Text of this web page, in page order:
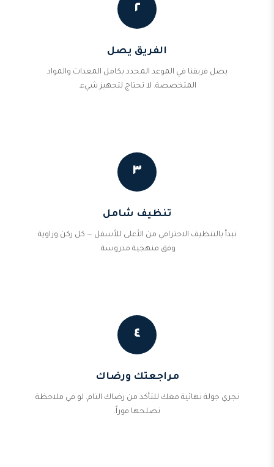
٢
الفريق يصل
يصل فريقنا في الموعد المحدد بكامل المعدات والمواد
المتخصصة. لا تحتاج لتجهيز شيء.
٣
تنظيف شامل
نبدأ بالتنظيف الاحترافي من الأعلى للأسفل — كل ركن وزاوية
وفق منهجية مدروسة.
٤
مراجعتك ورضاك
نجري جولة نهائية معك للتأكد من رضاك التام. لو في ملاحظة
نصلحها فوراً.